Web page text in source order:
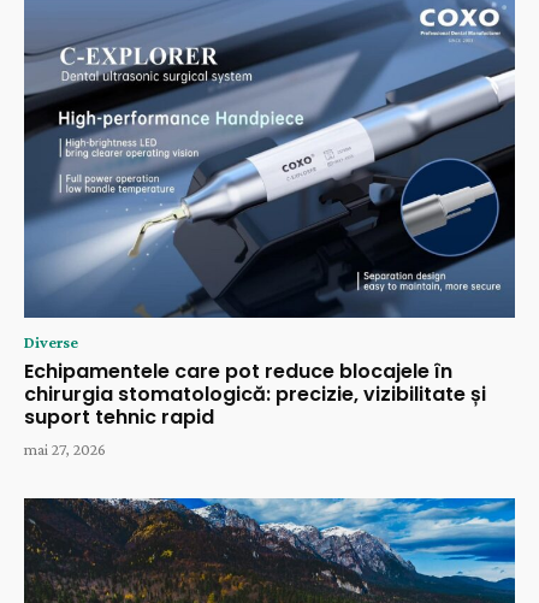
Diverse
Echipamentele care pot reduce blocajele în
chirurgia stomatologică: precizie, vizibilitate și
suport tehnic rapid
mai 27, 2026